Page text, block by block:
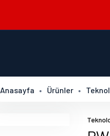
Anasayfa Ürünler